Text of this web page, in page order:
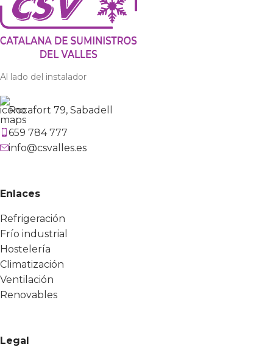
Al lado del instalador
Rocafort 79, Sabadell
659 784 777
info@csvalles.es
Enlaces
Refrigeración
Frío industrial
Hostelería
Climatización
Ventilación
Renovables
Legal